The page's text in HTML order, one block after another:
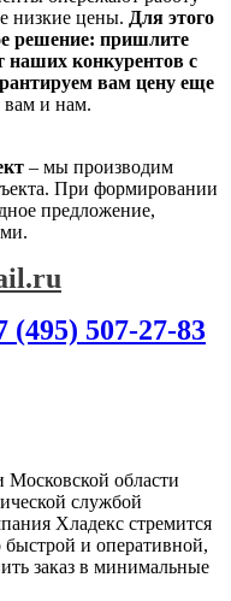
низкие цены. Для этого
решение: пришлите
наших конкурентов с
вам цену еще
вам и нам.
– мы производим
При формировании
предложение,
(495) 507-27-83
Московской области
службой
Хладекс стремится
и оперативной,
заказ в минимальные